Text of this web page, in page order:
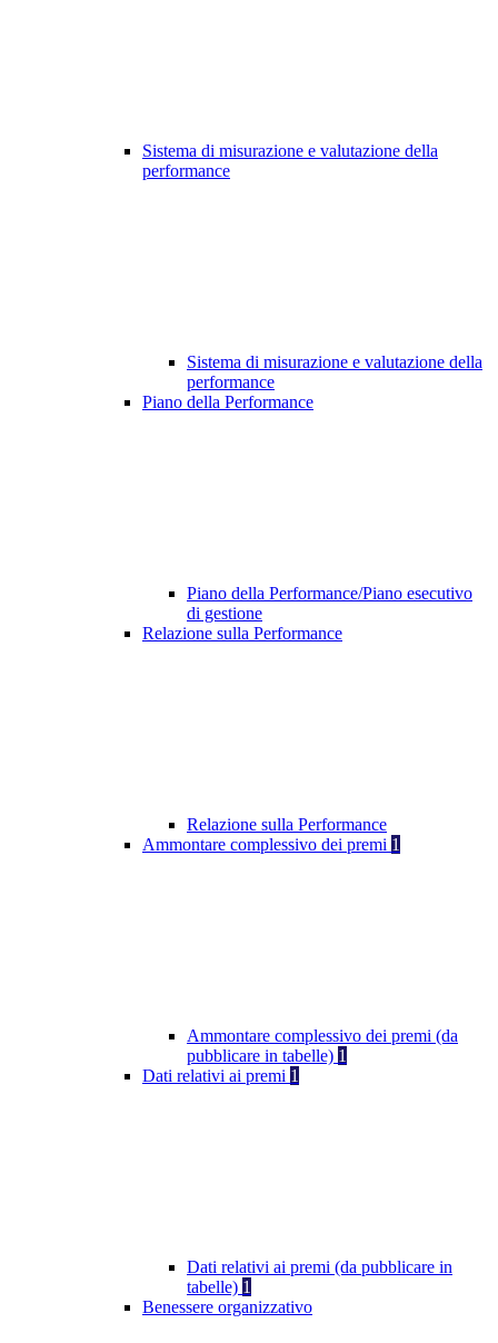
Sistema di misurazione e valutazione della
performance
Sistema di misurazione e valutazione della
performance
Piano della Performance
Piano della Performance/Piano esecutivo
di gestione
Relazione sulla Performance
Relazione sulla Performance
Ammontare complessivo dei premi 1
Ammontare complessivo dei premi (da
pubblicare in tabelle) 1
Dati relativi ai premi 1
Dati relativi ai premi (da pubblicare in
tabelle) 1
Benessere organizzativo